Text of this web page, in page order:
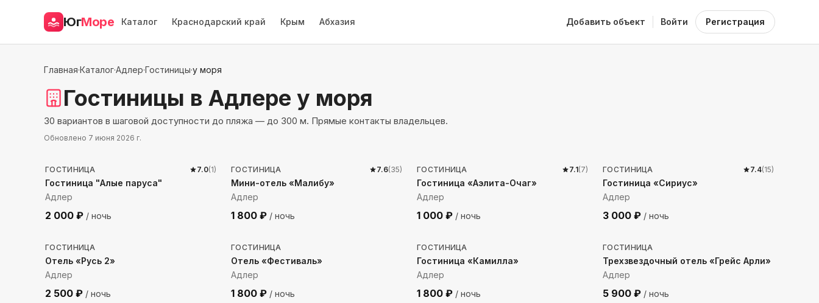
ЮгМоре Каталог Краснодарский край Крым Абхазия Добавить объект Войти Регистрация
Главная·Каталог·Адлер·Гостиницы·у моря
Гостиницы в Адлере у моря
30 вариантов в шаговой доступности до пляжа — до 300 м. Прямые контакты владельцев.
Обновлено 7 июня 2026 г.
295м до моря
ГОСТИНИЦА 7.0(1)
Гостиница "Алые паруса"
Адлер
2 000 ₽ / ночь
ГОСТИНИЦА 7.6(35)
Мини-отель «Малибу»
Адлер
1 800 ₽ / ночь
ГОСТИНИЦА 7.1(7)
Гостиница «Аэлита-Очаг»
Адлер
1 000 ₽ / ночь
ГОСТИНИЦА 7.4(15)
Гостиница «Сириуc»
Адлер
3 000 ₽ / ночь
93 м до моря
ГОСТИНИЦА
Отель «Русь 2»
Адлер
2 500 ₽ / ночь
25 м до моря
ГОСТИНИЦА
Отель «Фестиваль»
Адлер
1 800 ₽ / ночь
259м до моря
ГОСТИНИЦА
Гостиница «Камилла»
Адлер
1 800 ₽ / ночь
291м до моря
ГОСТИНИЦА
Трехзвездочный отель «Грейс Арли»
Адлер
5 900 ₽ / ночь
192м до моря 224м до моря 100м до моря 129м до моря